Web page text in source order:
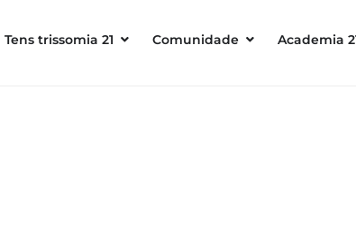
Tens trissomia 21 Comunidade Academia